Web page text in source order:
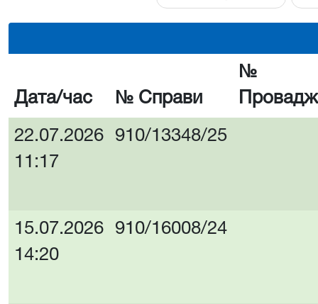
Дата/час № Справи
№
22.07.2026
11:17
910/13348/25
15.07.2026
14:20
910/16008/24